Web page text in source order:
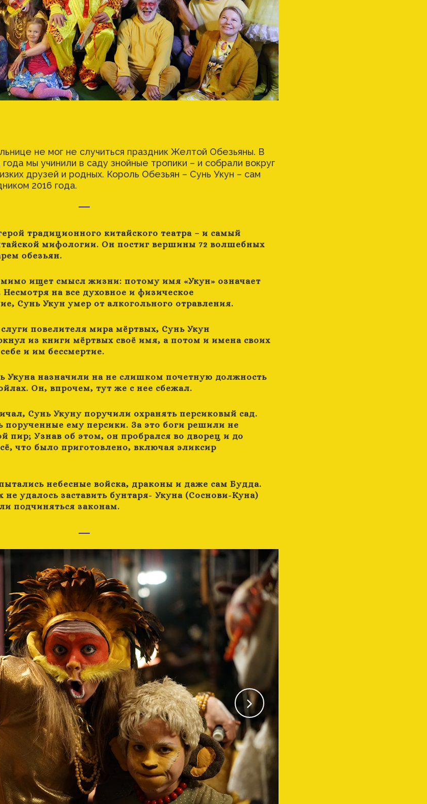
не мог не случиться праздник Желтой Обезьяны. В
мы учинили в саду знойные тропики – и собрали вокруг
друзей и родных. Король Обезьян – Сунь Укун – сам
2016 года.
традиционного китайского театра – и самый
мифологии. Он постиг вершины 72 волшебных
обезьян.
ищет смысл жизни: потому имя «Укун» означает
на все духовное и физическое
Сунь Укун умер от алкогольного отравления.
повелителя мира мёртвых, Сунь Укун
из книги мёртвых своё имя, а потом и имена своих
и им бессмертие.
Укуна назначили на не слишком почетную должность
Он, впрочем, тут же с нее сбежал.
Сунь Укуну поручили охранять персиковый сад.
порученные ему персики. За это боги решили не
пир; Узнав об этом, он пробрался во дворец и до
что было приготовлено, включая эликсир
небесные войска, драконы и даже сам Будда.
удалось заставить бунтаря- Укуна (Соснови-Куна)
подчиняться законам.